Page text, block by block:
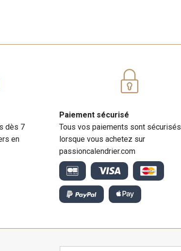
dès 7
en
Paiement sécurisé
Tous vos paiements sont sécurisés
lorsque vous achetez sur
passioncalendrier.com